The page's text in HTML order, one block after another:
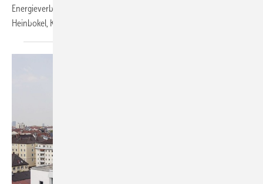
Energieverbrauch der Kälteanlage maßgeblich zu senken. Bernd
Heinbokel, Köln